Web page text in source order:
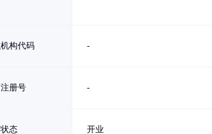
构代码 -
册号 -
态 开业